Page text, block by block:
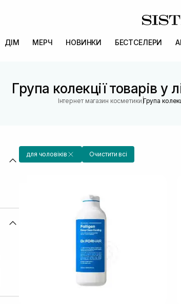
ДІМ МЕРЧ НОВИНКИ БЕСТСЕЛЕРИ
Група колекції товарів у
Інтернет магазин косметики |Група
для чоловіків Очистити всі